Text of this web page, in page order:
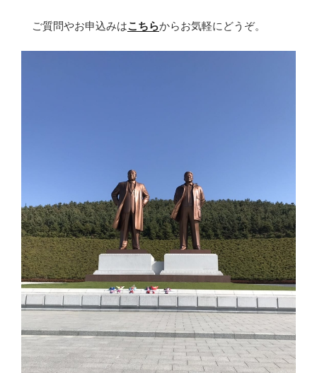
ご質問やお申込みはこちらからお気軽にどうぞ。